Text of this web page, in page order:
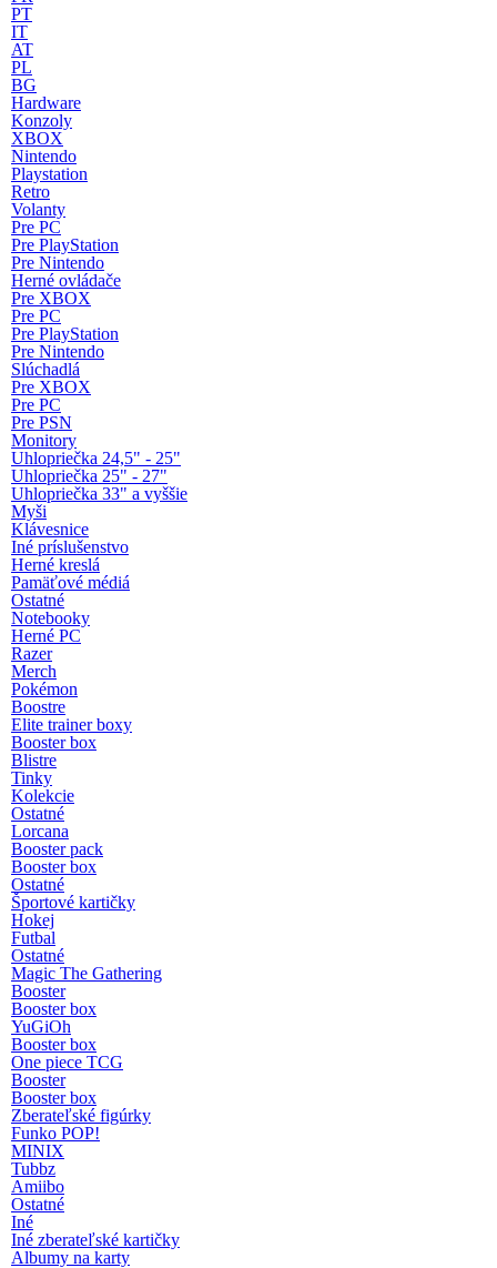
PT
IT
AT
PL
BG
Hardware
Konzoly
XBOX
Nintendo
Playstation
Retro
Volanty
Pre PC
Pre PlayStation
Pre Nintendo
Herné ovládače
Pre XBOX
Pre PC
Pre PlayStation
Pre Nintendo
Slúchadlá
Pre XBOX
Pre PC
Pre PSN
Monitory
Uhlopriečka 24,5" - 25"
Uhlopriečka 25" - 27"
Uhlopriečka 33" a vyššie
Myši
Klávesnice
Iné príslušenstvo
Herné kreslá
Pamäťové médiá
Ostatné
Notebooky
Herné PC
Razer
Merch
Pokémon
Boostre
Elite trainer boxy
Booster box
Blistre
Tinky
Kolekcie
Ostatné
Lorcana
Booster pack
Booster box
Ostatné
Športové kartičky
Hokej
Futbal
Ostatné
Magic The Gathering
Booster
Booster box
YuGiOh
Booster box
One piece TCG
Booster
Booster box
Zberateľské figúrky
Funko POP!
MINIX
Tubbz
Amiibo
Ostatné
Iné
Iné zberateľské kartičky
Albumy na karty